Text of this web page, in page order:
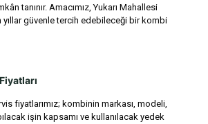
tanınır. Amacımız, Yukarı Mahallesi
yıllar güvenle tercih edebileceği bir kombi
fiyatlarımız; kombinin markası, modeli,
işin kapsamı ve kullanılacak yedek